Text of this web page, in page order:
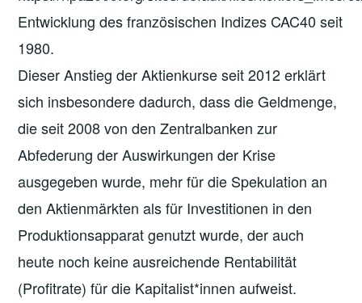
Entwicklung des französischen Indizes CAC40 seit
1980.
Dieser Anstieg der Aktienkurse seit 2012 erklärt
sich insbesondere dadurch, dass die Geldmenge,
die seit 2008 von den Zentralbanken zur
Abfederung der Auswirkungen der Krise
ausgegeben wurde, mehr für die Spekulation an
den Aktienmärkten als für Investitionen in den
Produktionsapparat genutzt wurde, der auch
heute noch keine ausreichende Rentabilität
(Profitrate) für die Kapitalist*innen aufweist.